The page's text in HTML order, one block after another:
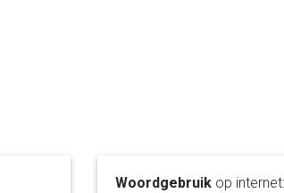
Woordgebruik op internet: